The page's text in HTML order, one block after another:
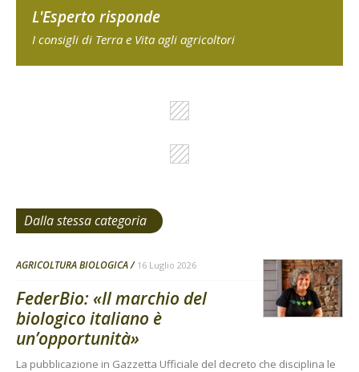
L'Esperto risponde
I consigli di Terra e Vita agli agricoltori
Dalla stessa categoria
AGRICOLTURA BIOLOGICA 16 Luglio 2026
FederBio: «Il marchio del
biologico italiano è
un’opportunità»
La pubblicazione in Gazzetta Ufficiale del decreto che disciplina le